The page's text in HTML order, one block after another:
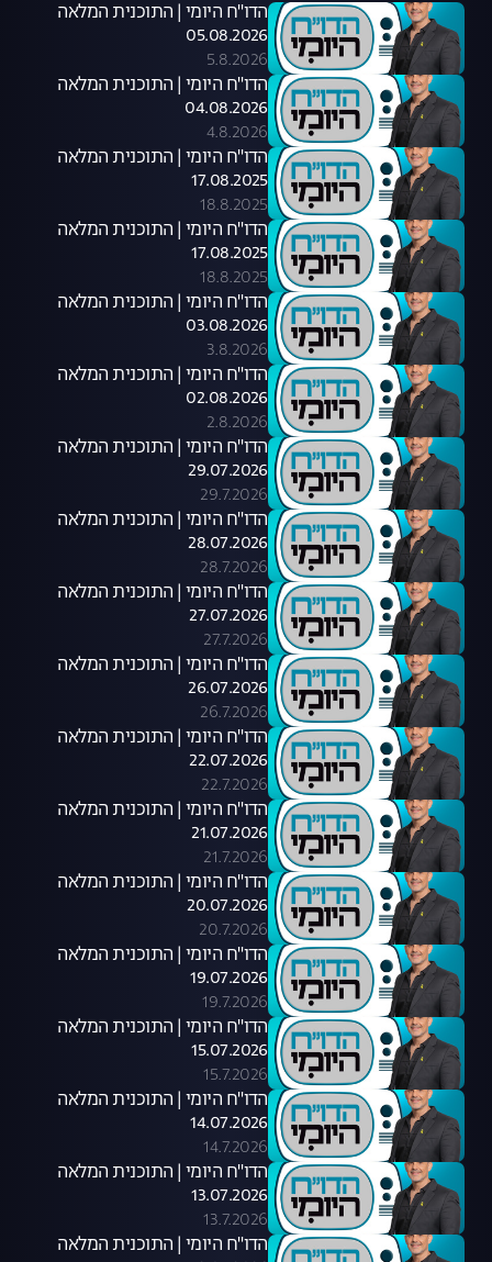
הדו"ח היומי | התוכנית המלאה
05.08.2026
5.8.2026
הדו"ח היומי | התוכנית המלאה
04.08.2026
4.8.2026
הדו"ח היומי | התוכנית המלאה
17.08.2025
18.8.2025
הדו"ח היומי | התוכנית המלאה
17.08.2025
18.8.2025
הדו"ח היומי | התוכנית המלאה
03.08.2026
3.8.2026
הדו"ח היומי | התוכנית המלאה
02.08.2026
2.8.2026
הדו"ח היומי | התוכנית המלאה
29.07.2026
29.7.2026
הדו"ח היומי | התוכנית המלאה
28.07.2026
28.7.2026
הדו"ח היומי | התוכנית המלאה
27.07.2026
27.7.2026
הדו"ח היומי | התוכנית המלאה
26.07.2026
26.7.2026
הדו"ח היומי | התוכנית המלאה
22.07.2026
22.7.2026
הדו"ח היומי | התוכנית המלאה
21.07.2026
21.7.2026
הדו"ח היומי | התוכנית המלאה
20.07.2026
20.7.2026
הדו"ח היומי | התוכנית המלאה
19.07.2026
19.7.2026
הדו"ח היומי | התוכנית המלאה
15.07.2026
15.7.2026
הדו"ח היומי | התוכנית המלאה
14.07.2026
14.7.2026
הדו"ח היומי | התוכנית המלאה
13.07.2026
13.7.2026
הדו"ח היומי | התוכנית המלאה